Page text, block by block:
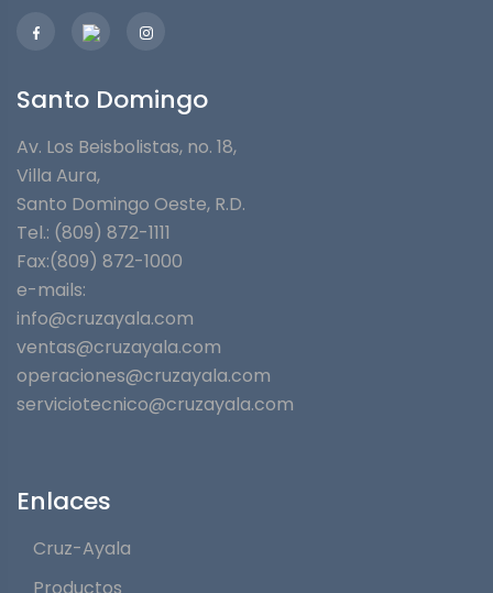
Santo Domingo
Av. Los Beisbolistas, no. 18,
Villa Aura,
Santo Domingo Oeste, R.D.
Tel.: (809) 872-1111
Fax:(809) 872-1000
e-mails:
info@cruzayala.com
ventas@cruzayala.com
operaciones@cruzayala.com
serviciotecnico@cruzayala.com
Enlaces
Cruz-Ayala